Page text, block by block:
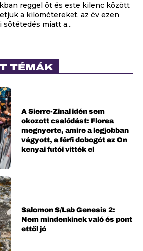
reggel öt és este kilenc között
a kilométereket, az év ezen
sötétedés miatt a...
TÉMÁK
A Sierre-Zinal idén sem
okozott csalódást: Florea
megnyerte, amire a legjobban
vágyott, a férfi dobogót az On
kenyai futói vitték el
Salomon S/Lab Genesis 2:
Nem mindenkinek való és pont
ettől jó